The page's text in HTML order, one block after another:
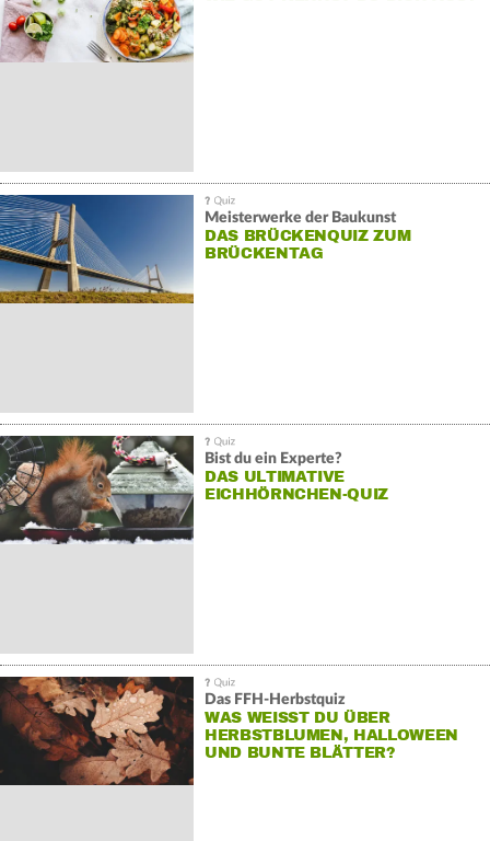
Meisterwerke der Baukunst
DAS BRÜCKENQUIZ ZUM
BRÜCKENTAG
Bist du ein Experte?
DAS ULTIMATIVE
EICHHÖRNCHEN-QUIZ
Das FFH-Herbstquiz
WAS WEISST DU ÜBER H
ERBSTBLUMEN, HALLOWEEN U
ND BUNTE BLÄTTER?